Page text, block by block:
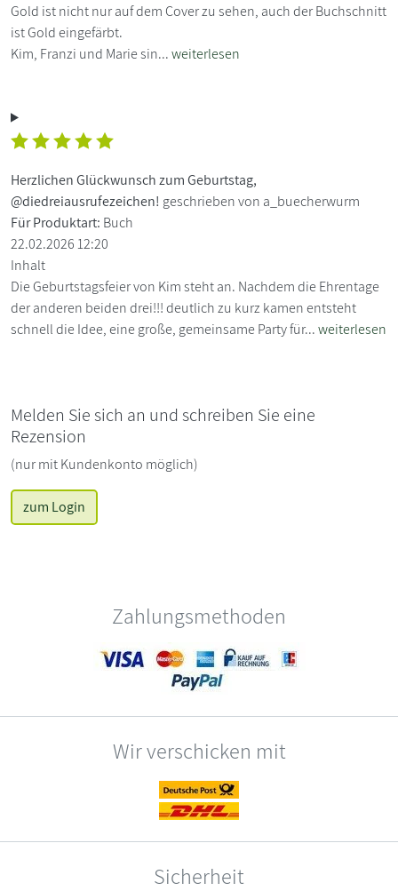
Gold ist nicht nur auf dem Cover zu sehen, auch der Buchschnitt
ist Gold eingefärbt.
Kim, Franzi und Marie sin...weiterlesen
Herzlichen Glückwunsch zum Geburtstag,
@diedreiausrufezeichen! geschrieben von a_buecherwurm
Für Produktart: Buch
22.02.2026 12:20
Inhalt
Die Geburtstagsfeier von Kim steht an. Nachdem die Ehrentage
der anderen beiden drei!!! deutlich zu kurz kamen entsteht
schnell die Idee, eine große, gemeinsame Party für...weiterlesen
Melden Sie sich an und schreiben Sie eine
Rezension
(nur mit Kundenkonto möglich)
zum Login
Zahlungsmethoden
Wir verschicken mit
Sicherheit